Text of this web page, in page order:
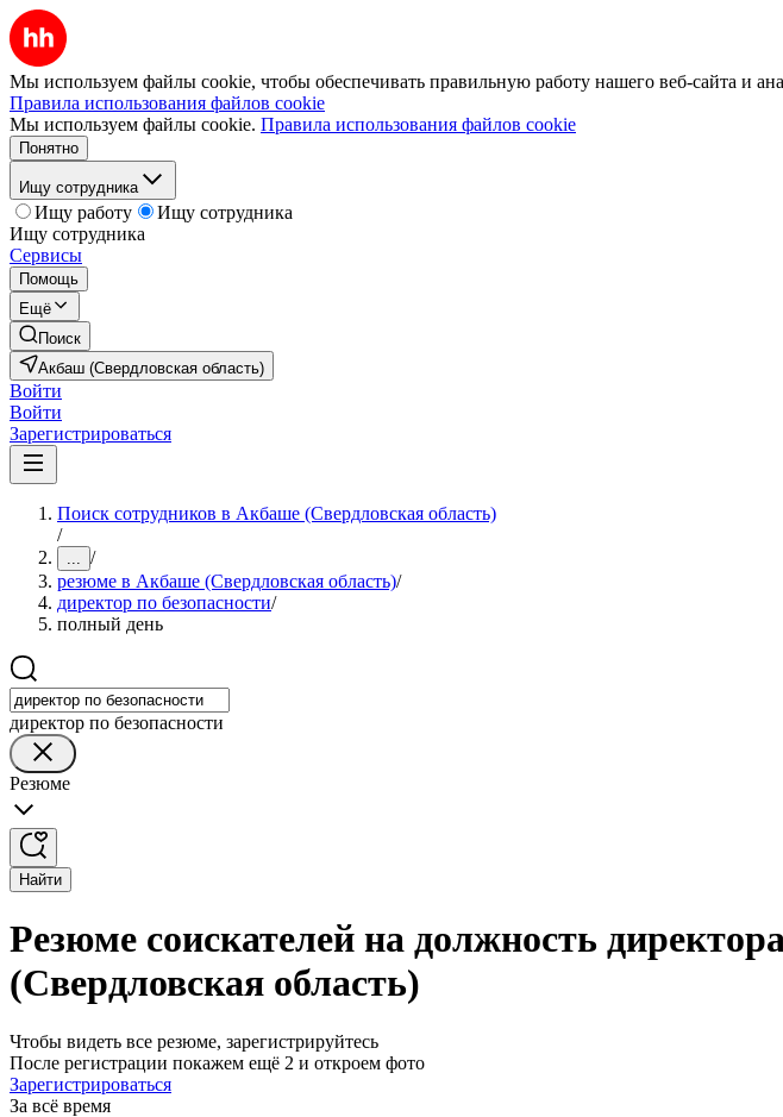
Мы используем файлы cookie, чтобы обеспечивать правильную работу нашего веб-сайта и
Правила использования файлов cookie
Мы используем файлы cookie. Правила использования файлов cookie
Понятно
Ищу сотрудника
Ищу работу
Ищу сотрудника
Ищу сотрудника
Сервисы
Помощь
Ещё
Поиск
Акбаш (Свердловская область)
Войти
Войти
Зарегистрироваться
Поиск сотрудников в Акбаше (Свердловская область)
/
... /
резюме в Акбаше (Свердловская область)/
директор по безопасности/
полный день
директор по безопасности
Резюме
Найти
Резюме соискателей на должность
(Свердловская область)
Чтобы видеть все резюме, зарегистрируйтесь
После регистрации покажем ещё 2 и откроем фото
Зарегистрироваться
За всё время